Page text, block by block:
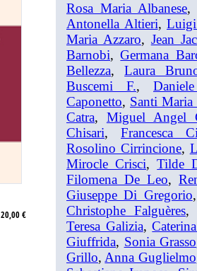
20,00 €
Rosa Maria Albanese,
Antonella Altieri,
Maria Azzaro, Jean
Barnobi,Germana
Bellezza,Laura
Buscemi F.,
Caponetto, Santi Maria
Catra, Miguel Angel
Chisari, Francesca
Rosolino Cirrincione,
Mirocle Crisci,Tilde
Filomena De Leo,
Giuseppe Di Gregorio
Christophe Falguères,
Teresa Galizia,
Giuffrida, Sonia Grasso
Grillo, Anna Guglielmo